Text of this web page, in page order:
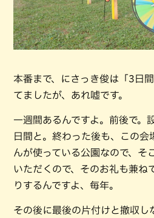
本番まで、にさっき俊は「3日
てましたが、あれ嘘です。
一週間あるんですよ。前後で。
日間と。終わった後も、この会
んが使っている公園なので、そ
いただくので、そのお礼も兼ね
りするんですよ、毎年。
その後に最後の片付けと撤収し